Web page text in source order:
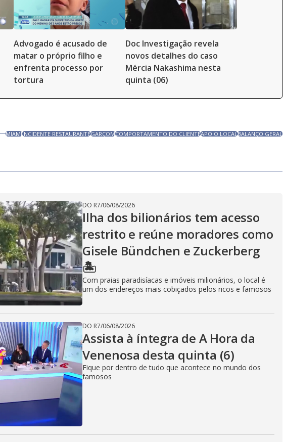
Advogado é acusado de
matar o próprio filho e
enfrenta processo por
tortura
Doc Investigação revela
novos detalhes do caso
Mércia Nakashima nesta
quinta (06)
MIAMIINCIDENTE RESTAURANTEGARÇOMCOMPORTAMENTO DO CLIENTEAPOIO LOCALBALANÇO GERAL
DO R7/06/08/2026
Ilha dos bilionários tem acesso
restrito e reúne moradores como
Gisele Bündchen e Zuckerberg
🏝️
Com praias paradisíacas e imóveis milionários, o local é
um dos endereços mais cobiçados pelos ricos e famosos
DO R7/06/08/2026
Assista à íntegra de A Hora da
Venenosa desta quinta (6)
Fique por dentro de tudo que acontece no mundo dos
famosos